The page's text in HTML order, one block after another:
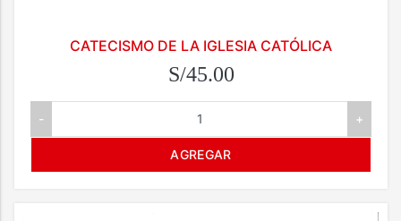
CATECISMO DE LA IGLESIA CATÓLICA
S/45.00
- +
AGREGAR